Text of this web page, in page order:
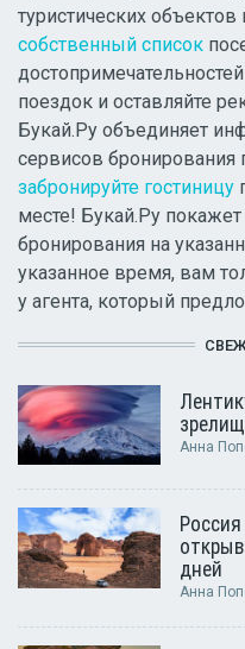
туристических
собственный список
поездок и оставляйте
Букай.Ру объединяет
сервисов бронирования
забронируйте гостиницу
месте! Букай.Ру
бронирования на
указанное время, вам
у агента, который
Анна
дней
Анна